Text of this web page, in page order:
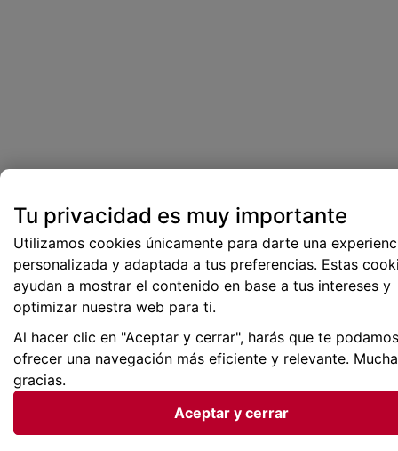
Tu privacidad es muy importante
Utilizamos cookies únicamente para darte una
personalizada y adaptada a tus preferencias. Estas
ayudan a mostrar el contenido en base a tus intereses y
optimizar nuestra web para ti.
Al hacer clic en "Aceptar y cerrar", harás que te podamos
ofrecer una navegación más eficiente y relevante.
gracias.
Aceptar y cerrar